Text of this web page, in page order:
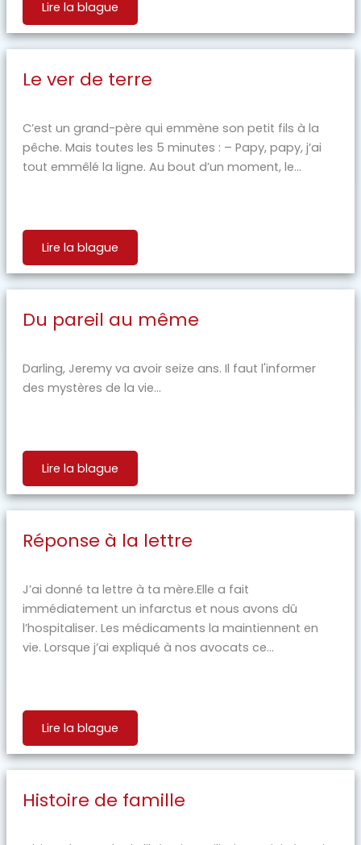
Lire la blague
Le ver de terre
C’est un grand-père qui emmène son petit fils à la
pêche. Mais toutes les 5 minutes : – Papy, papy, j’ai
tout emmêlé la ligne. Au bout d’un moment, le...
Lire la blague
Du pareil au même
Darling, Jeremy va avoir seize ans. Il faut l'informer
des mystères de la vie...
Lire la blague
Réponse à la lettre
J’ai donné ta lettre à ta mère.Elle a fait
immédiatement un infarctus et nous avons dû
l’hospitaliser. Les médicaments la maintiennent en
vie. Lorsque j’ai expliqué à nos avocats ce...
Lire la blague
Histoire de famille